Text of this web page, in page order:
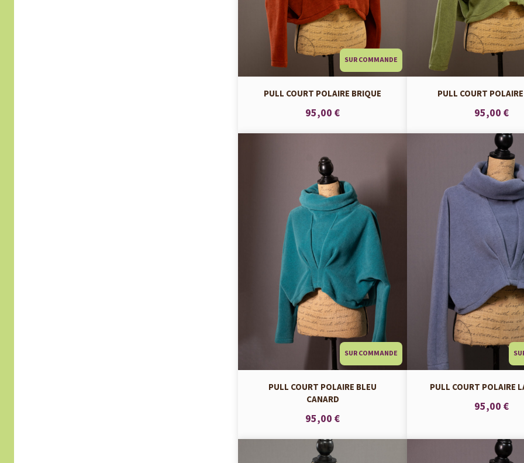
SUR COMMANDE
PULL COURT POLAIRE BRIQUE
95,00 €
PULL COURT
95,00 €
SUR COMMANDE
PULL COURT POLAIRE BLEU
CANARD
95,00 €
PULL COURT POLAIRE
95,00 €